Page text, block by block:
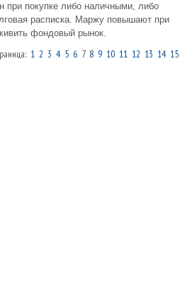
при покупке либо наличными, либо
расписка. Маржу повышают при
фондовый рынок.
1 2 3 4 5 67 8 9 10 11 12 13 14 15